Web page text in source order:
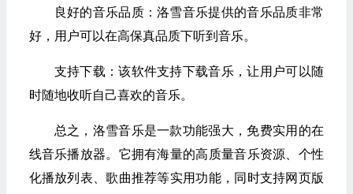
良好的音乐品质：洛雪音乐提供的音乐品质非常
好，用户可以在高保真品质下听到音乐。
支持下载：该软件支持下载音乐，让用户可以随
时随地收听自己喜欢的音乐。
总之，洛雪音乐是一款功能强大，免费实用的在
线音乐播放器。它拥有海量的高质量音乐资源、个性
化播放列表、歌曲推荐等实用功能，同时支持网页版